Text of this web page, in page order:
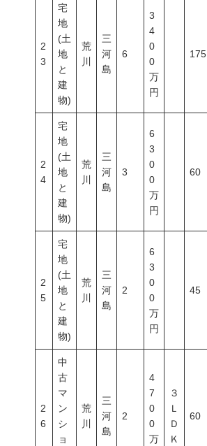
2
3
宅
地
(土
地
と
建
物)
荒
川
三
河
島
6
3
4
0
0
万
円
175
2
4
宅
地
(土
地
と
建
物)
荒
川
三
河
島
3
6
3
0
0
万
円
60
2
5
宅
地
(土
地
と
建
物)
荒
川
三
河
島
2
6
3
0
0
万
円
45
2
6
中
古
マ
ン
シ
ョ
荒
川
三
河
島
2
4
7
0
0
万
３
Ｌ
Ｄ
Ｋ
60